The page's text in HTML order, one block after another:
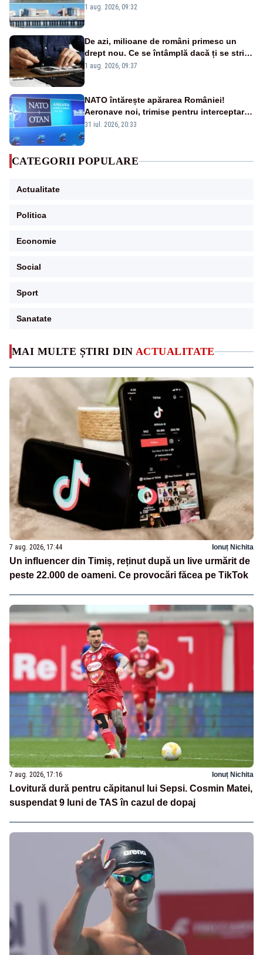
MAI MULTE ȘTIRI DIN ACTUALITATE
7 aug. 2026, 17:44 Ionuț Nichita
Un influencer din Timiș, reținut după un live urmărit de
peste 22.000 de oameni. Ce provocări făcea pe TikTok
7 aug. 2026, 17:16 Ionuț Nichita
Lovitură dură pentru căpitanul lui Sepsi. Cosmin Matei,
suspendat 9 luni de TAS în cazul de dopaj
în pericol Centrala Cernavodă era
1 aug. 2026, 09:32
De azi, milioane de români primesc un
drept nou. Ce se întâmplă dacă ți se strică
un produs
1 aug. 2026, 09:37
NATO întărește apărarea României!
Aeronave noi, trimise pentru interceptarea
și distrugerea dronelor
31 iul. 2026, 20:33
CATEGORII POPULARE
Actualitate
Politica
Economie
Social
Sport
Sanatate